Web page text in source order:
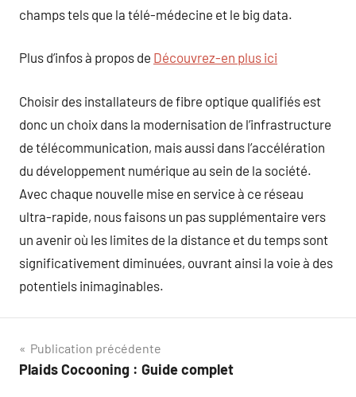
champs tels que la télé-médecine et le big data.
Plus d’infos à propos de Découvrez-en plus ici
Choisir des installateurs de fibre optique qualifiés est
donc un choix dans la modernisation de l’infrastructure
de télécommunication, mais aussi dans l’accélération
du développement numérique au sein de la société.
Avec chaque nouvelle mise en service à ce réseau
ultra-rapide, nous faisons un pas supplémentaire vers
un avenir où les limites de la distance et du temps sont
significativement diminuées, ouvrant ainsi la voie à des
potentiels inimaginables.
Navigation
de
Publication précédente
Plaids Cocooning : Guide complet